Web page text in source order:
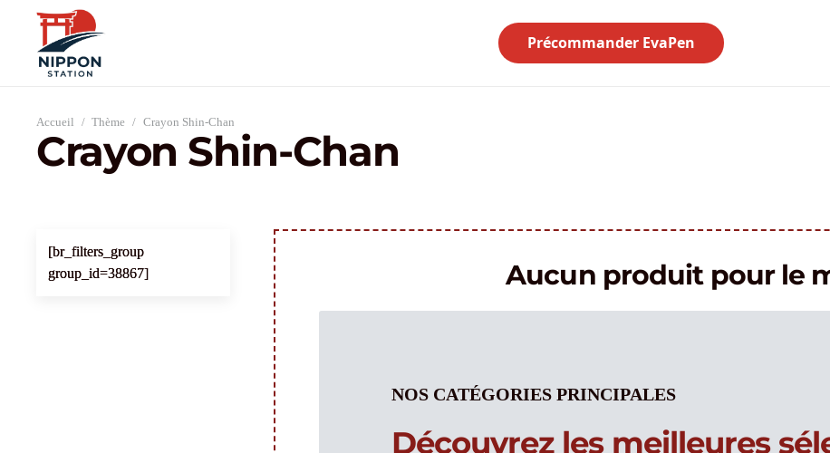
Précommander EvaPen
Accueil / Thème / Crayon Shin-Chan
Crayon Shin-Chan
[br_filters_group
group_id=38867]
Aucun produit pour le
NOS CATÉGORIES PRINCIPALES
Découvrez les meilleures